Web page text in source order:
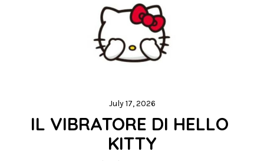
July 17, 2026
IL VIBRATORE DI HELLO
KITTY